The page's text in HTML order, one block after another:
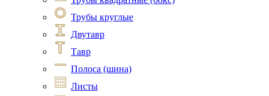
Трубы круглые
Двутавр
Тавр
Полоса (шина)
Листы